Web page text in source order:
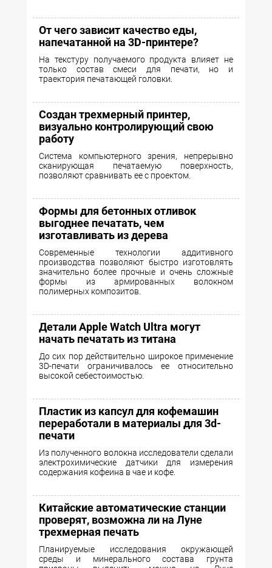
От чего зависит качество еды,
напечатанной на 3D-принтере?
На текстуру получаемого продукта влияет не
только состав смеси для печати, но и
траектория печатающей головки.
Создан трехмерный принтер,
визуально контролирующий свою
работу
Система компьютерного зрения, непрерывно
сканирующая печатаемую поверхность,
позволяют сравнивать ее с проектом.
Формы для бетонных отливок
выгоднее печатать, чем
изготавливать из дерева
Cовременные технологии аддитивного
производства позволяют быстро изготовлять
значительно более прочные и очень сложные
формы из армированных волокном
полимерных композитов.
Детали Apple Watch Ultra могут
начать печатать из титана
До сих пор действительно широкое применение
3D-печати ограничивалось ее относительно
высокой себестоимостью.
Пластик из капсул для кофемашин
переработали в материалы для 3d-
печати
Из полученного волокна исследователи сделали
электрохимические датчики для измерения
содержания кофеина в чае и кофе.
Китайские автоматические станции
проверят, возможна ли на Луне
трехмерная печать
Планируемые исследования окружающей
среды и минерального состава грунта